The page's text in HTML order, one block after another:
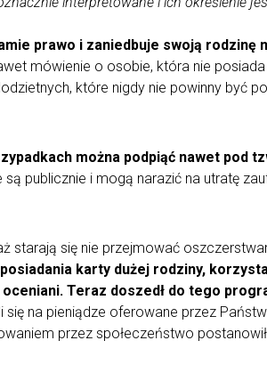
prawo i zaniedbuje swoją rodzinę
mówienie o osobie, która nie
które nigdy nie powinny być
można podpiąć nawet pod
publicznie i mogą narazić na utratę
starają się nie przejmować
karty dużej rodziny,
Teraz doszedł do tego
się na pieniądze oferowane przez
przez społeczeństwo